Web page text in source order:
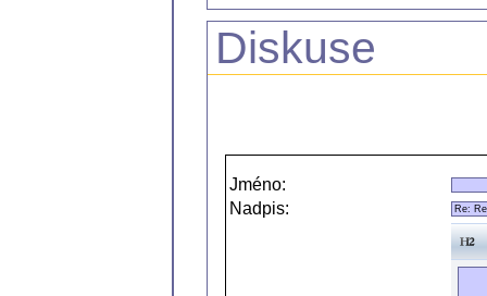
Diskuse
Jméno:
Nadpis: